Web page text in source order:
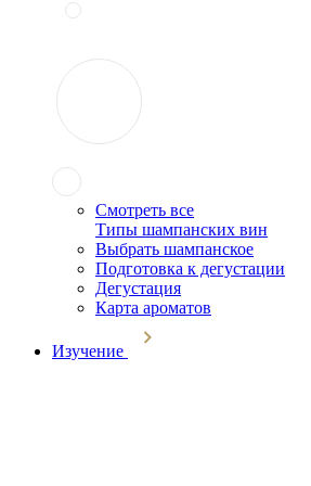
Смотреть все
Типы шампанских вин
Выбрать шампанское
Подготовка к дегустации
Дегустация
Карта ароматов
Изучение